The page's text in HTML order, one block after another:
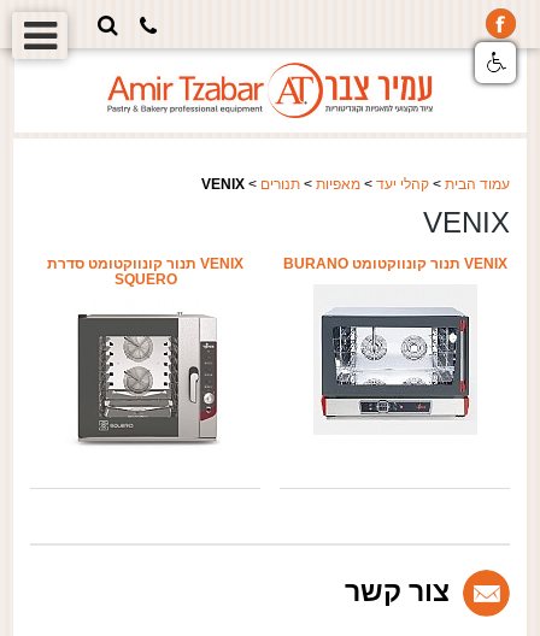
עמוד הבית> קהלי יעד> מאפיות> תנורים >
VENIX
VENIX
VENIX תנור קונווקטומט BURANO
VENIX תנור קונווקטומט סדרת
SQUERO
צור קשר